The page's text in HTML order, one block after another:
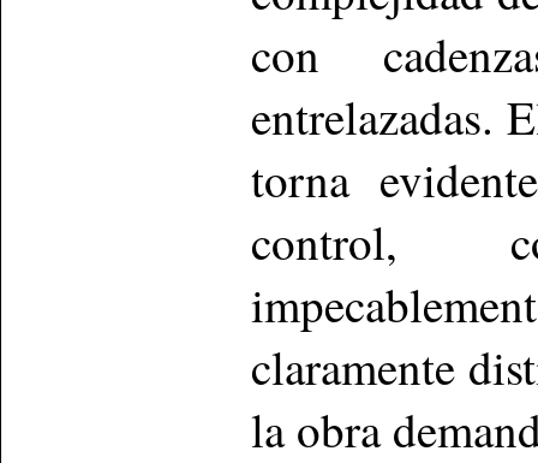
con
entrelazadas.
torna
control,
claramente
la obra